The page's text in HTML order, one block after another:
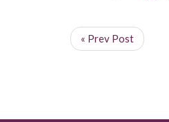
« Prev Post